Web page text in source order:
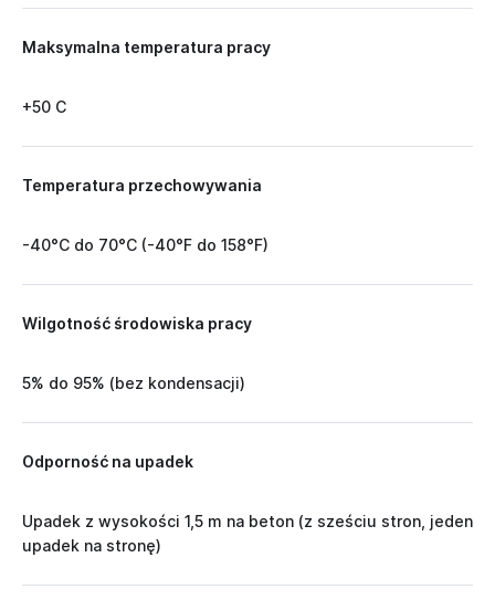
Maksymalna temperatura pracy
+50 C
Temperatura przechowywania
-40°C do 70°C (-40°F do 158°F)
Wilgotność środowiska pracy
5% do 95% (bez kondensacji)
Odporność na upadek
Upadek z wysokości 1,5 m na beton (z sześciu stron, jeden
upadek na stronę)